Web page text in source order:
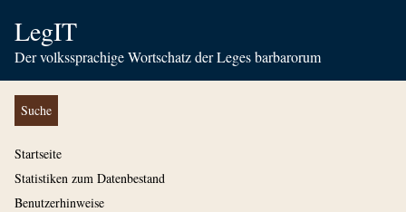
LegIT
Der volkssprachige Wortschatz der Leges barbarorum
Suche
Startseite
Statistiken zum Datenbestand
Benutzerhinweise